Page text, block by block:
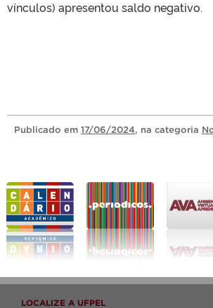
vínculos) apresentou saldo negativo.
Publicado em 17/06/2024, na categoria
LOCALIZE A UFPEL